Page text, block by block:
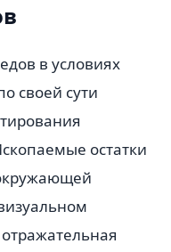
в условиях
своей сути
остатки